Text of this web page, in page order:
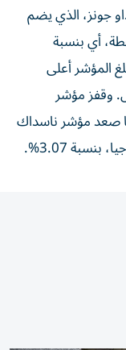
جونز، الذي يضم
الكبرى، بمقدار 468.77 نقطة، أي بنسبة
المؤشر أعلى
وقفز مؤشر
بنسبة 1.65%، بينما صعد مؤشر ناسداك
3.07%.